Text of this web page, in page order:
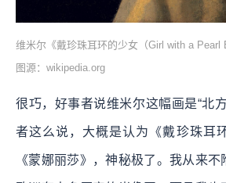
维米尔《戴珍珠耳环的少女（Girl with a Pearl
图源：wikipedia.org
很巧，好事者说维米尔这幅画是“北
者这么说，大概是认为《戴珍珠耳
《蒙娜丽莎》，神秘极了。我从来